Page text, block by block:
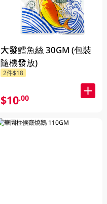
大發鱈魚絲 30GM (包裝
隨機發放)
2件$18
$10.00